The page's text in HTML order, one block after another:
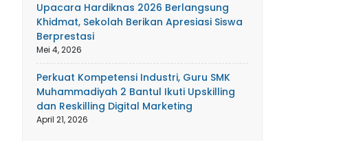
Upacara Hardiknas 2026 Berlangsung
Khidmat, Sekolah Berikan Apresiasi Siswa
Berprestasi
Mei 4, 2026
Perkuat Kompetensi Industri, Guru SMK
Muhammadiyah 2 Bantul Ikuti Upskilling
dan Reskilling Digital Marketing
April 21, 2026